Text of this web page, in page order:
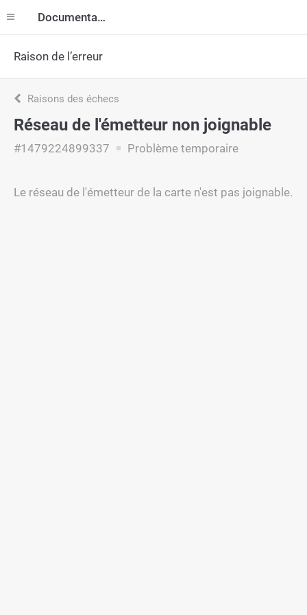
Documentation
Raison de l’erreur
Raisons des échecs
Réseau de l'émetteur non joignable
#1479224899337 Problème temporaire
Le réseau de l'émetteur de la carte n'est pas joignable.